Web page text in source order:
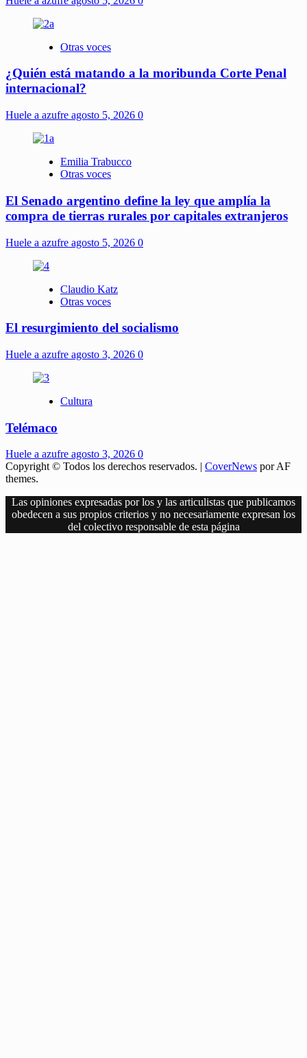
Otras voces
¿Quién está matando a la moribunda Corte Penal
internacional?
Huele a azufre agosto 5, 2026 0
Emilia Trabucco
Otras voces
El Senado argentino define la ley que amplía la
compra de tierras rurales por capitales extranjeros
Huele a azufre agosto 5, 2026 0
Claudio Katz
Otras voces
El resurgimiento del socialismo
Huele a azufre agosto 3, 2026 0
Cultura
Telémaco
Huele a azufre agosto 3, 2026 0
Copyright © Todos los derechos reservados. | CoverNews por AF
themes.
Las opiniones expresadas por los y las articulistas que publicamos
obedecen a sus propios criterios y no necesariamente expresan los
del colectivo responsable de esta página